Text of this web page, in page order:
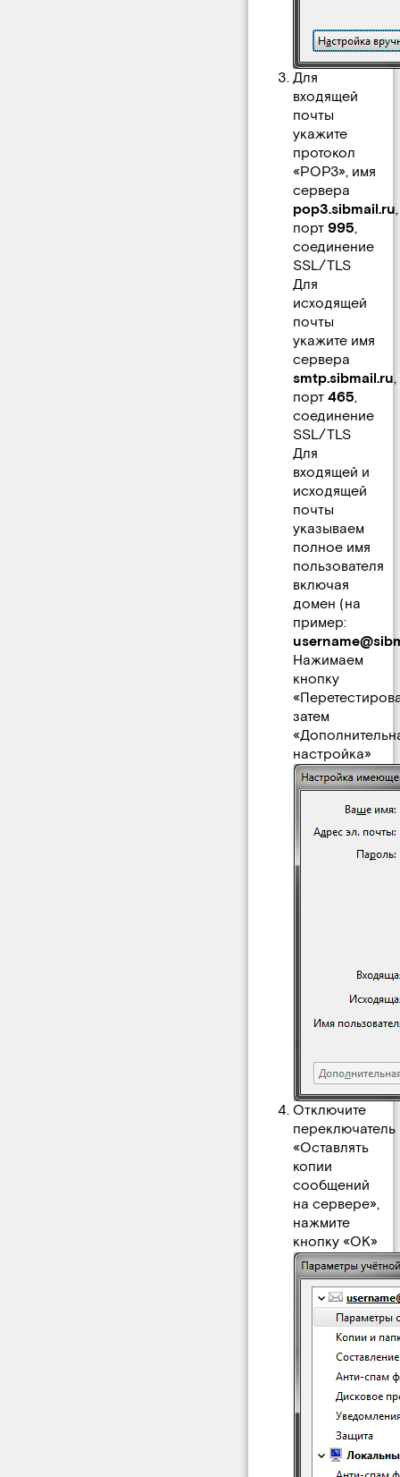
Для
входящей
почты
укажите
протокол
«POP3», имя
сервера
pop3.sibmail.ru,
порт995,
соединение
SSL/TLS
Для
исходящей
почты
укажите имя
сервера
smtp.sibmail.ru,
порт465,
соединение
SSL/TLS
Для
входящей и
исходящей
почты
указываем
полное имя
пользователя
включая
домен (на
пример:
Нажимаем
кнопку
затем
настройка»
Отключите
переключатель
«Оставлять
копии
сообщений
на сервере»,
нажмите
кнопку «ОК»